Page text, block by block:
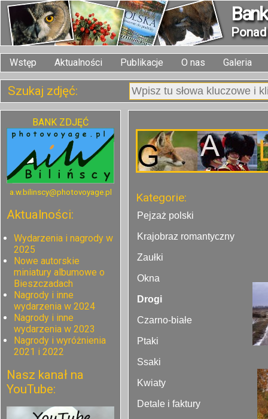
Wstęp Aktualności Publikacje O nas Galeria
Szukaj zdjęć:
BANK ZDJĘĆ
a.w.bilinscy@photovoyage.pl
Aktualności:
Wydarzenia i nagrody w
2025
Nowe autorskie
miniatury albumowe o
Bieszczadach
Nagrody i inne
wydarzenia w 2024
Nagrody i inne
wydarzenia w 2023
Nagrody i wyróżnienia
2021 i 2022
Nasz kanał na
YouTube:
Kategorie:
Pejzaż polski
Krajobraz romantyczny
Zaułki
Okna
Drogi
Czarno-białe
Ptaki
Ssaki
Kwiaty
Detale i faktury